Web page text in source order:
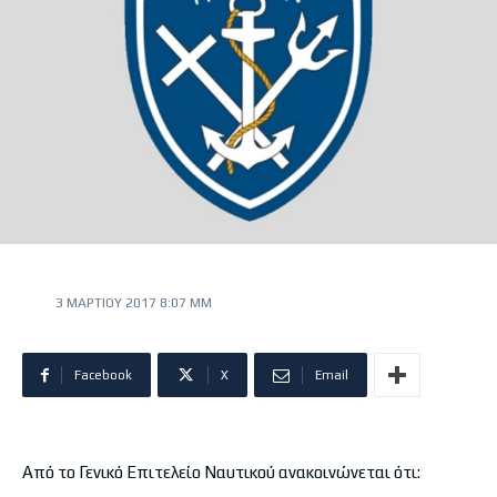
3 ΜΑΡΤΊΟΥ 2017 8:07 ΜΜ
Facebook X Email
Από το Γενικό Επιτελείο Ναυτικού ανακοινώνεται ότι: